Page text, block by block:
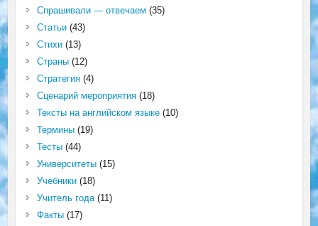
Спрашивали — отвечаем (35)
Статьи(43)
Стихи(13)
Страны(12)
Стратегия(4)
Сценарий мероприятия(18)
Тексты на английском языке(10)
Термины(19)
Тесты(44)
Университеты(15)
Учебники(18)
Учитель года(11)
Факты(17)